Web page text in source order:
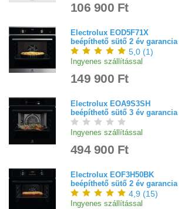
106 900 Ft
Electrolux EOD5F71X
beépíthető sütő 2 év garancia
5,0 (1)
Ingyenes szállítással
149 900 Ft
Electrolux EOA9S3SH
beépíthető sütő 3 év garancia
Ingyenes szállítással
494 900 Ft
Electrolux EOF3H50BK
beépíthető sütő 2 év garancia
4,9 (15)
Ingyenes szállítással